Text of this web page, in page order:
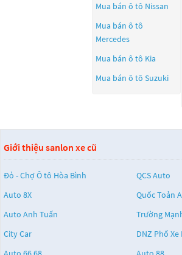
Mua bán ô tô Nissan
Mua bán ô tô
Mercedes
Mua bán ô tô Kia
Mua bán ô tô Suzuki
Giới thiệu sanlon xe cũ
Đỏ - Chợ Ô tô Hòa Bình
QCS Auto
Auto 8X
Quốc Toản
Auto Anh Tuấn
Trường
City Car
DNZ Phố